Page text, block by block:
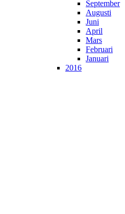
September
Augusti
Juni
April
Mars
Februari
Januari
2016